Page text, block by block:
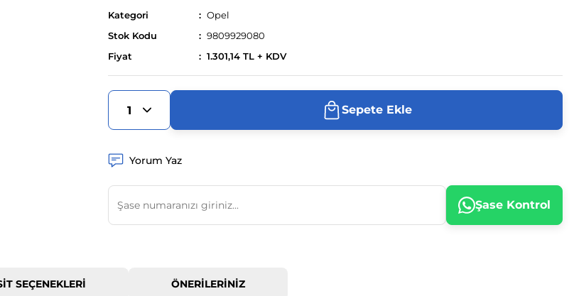
Kategori
Opel
Stok Kodu
9809929080
Fiyat
1.301,14 TL + KDV
Sepete Ekle
Yorum Yaz
Şase Kontrol
SEÇENEKLERI ÖNERILERINIZ